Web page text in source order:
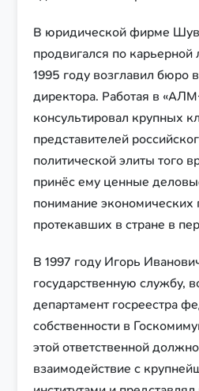
В юридической фирме
продвигался по карьерной
1995 году возглавил бюро
директора. Работая в
консультировал крупных
представителей
политической элиты того
принёс ему ценные
понимание экономических
протекавших в стране в
В 1997 году Игорь
государственную службу,
департамент госреестра
собственности в
этой ответственной
взаимодействие с